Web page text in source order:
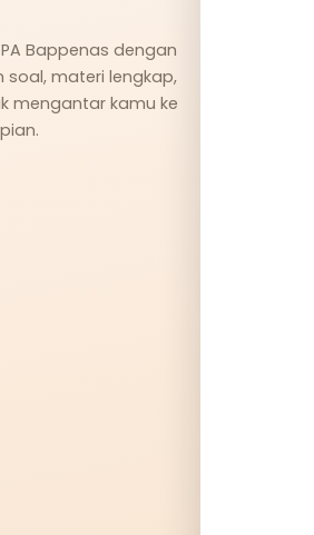
Bappenas dengan
soal, materi lengkap,
mengantar kamu ke